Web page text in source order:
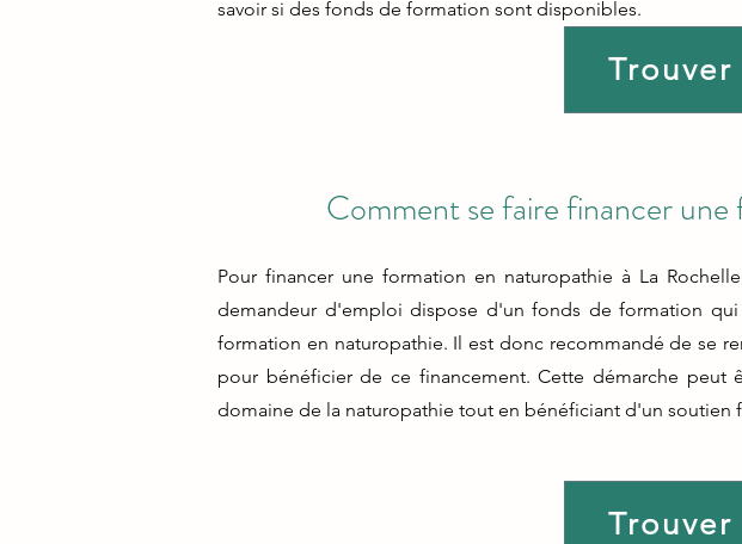
savoir si des fonds de formation sont disponibles.
Comment se faire financer
Pour financer une formation en naturopathie à La
demandeur d'emploi dispose d'un fonds de formation
formation en naturopathie. Il est donc recommandé de se
pour bénéficier de ce financement. Cette démarche
domaine de la naturopathie tout en bénéficiant d'un soutien